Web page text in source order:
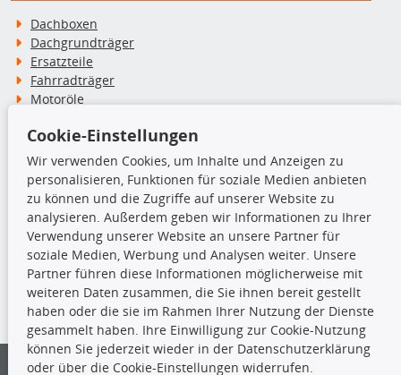
Dachboxen
Dachgrundträger
Ersatzteile
Fahrradträger
Motoröle
Schneeketten
TecDoc Inside
Die hier angezeigten Daten insbesondere die gesamte Datenbank dürfen
nicht kopiert werden.
Es ist zu unterlassen, die Daten oder die gesamte Datenbank ohne
vorherige Zustimmung von TecDoc zu vervielfältigen, zu verbreiten
und/oder diese Handlungen durch Dritte ausführen zu lassen. Ein
Cookie-Einstellungen
Wir verwenden Cookies, um Inhalte und Anzeigen zu
personalisieren, Funktionen für soziale Medien anbieten
zu können und die Zugriffe auf unserer Website zu
analysieren. Außerdem geben wir Informationen zu Ihrer
Verwendung unserer Website an unsere Partner für
soziale Medien, Werbung und Analysen weiter. Unsere
Partner führen diese Informationen möglicherweise mit
weiteren Daten zusammen, die Sie ihnen bereit gestellt
haben oder die sie im Rahmen Ihrer Nutzung der Dienste
gesammelt haben. Ihre Einwilligung zur Cookie-Nutzung
können Sie jederzeit wieder in der Datenschutzerklärung
oder über die Cookie-Einstellungen widerrufen.